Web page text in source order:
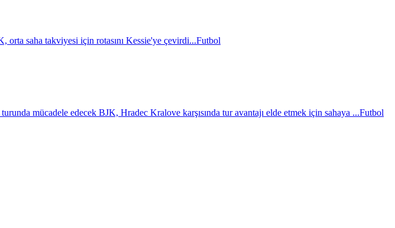
orta saha takviyesi için rotasını Kessie'ye çevirdi...Futbol
mücadele edecek BJK, Hradec Kralove karşısında tur avantajı elde etmek için sahaya ...Futbol